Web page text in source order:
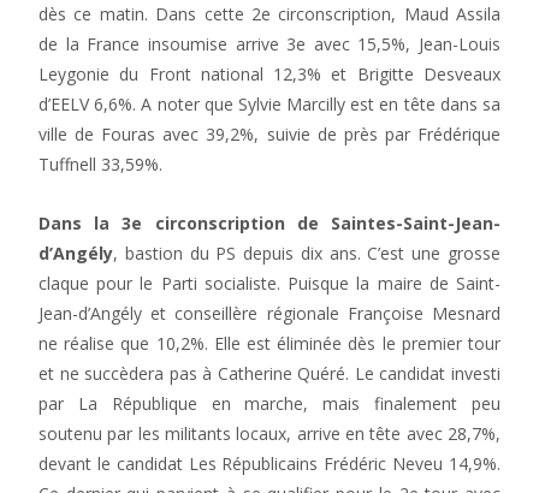
dès ce matin. Dans cette 2e circonscription, Maud Assila
de la France insoumise arrive 3e avec 15,5%, Jean-Louis
Leygonie du Front national 12,3% et Brigitte Desveaux
d’EELV 6,6%. A noter que Sylvie Marcilly est en tête dans sa
ville de Fouras avec 39,2%, suivie de près par Frédérique
Tuffnell 33,59%.
Dans la 3e circonscription de Saintes-Saint-Jean-
d’Angély, bastion du PS depuis dix ans. C’est une grosse
claque pour le Parti socialiste. Puisque la maire de Saint-
Jean-d’Angély et conseillère régionale Françoise Mesnard
ne réalise que 10,2%. Elle est éliminée dès le premier tour
et ne succèdera pas à Catherine Quéré. Le candidat investi
par La République en marche, mais finalement peu
soutenu par les militants locaux, arrive en tête avec 28,7%,
devant le candidat Les Républicains Frédéric Neveu 14,9%.